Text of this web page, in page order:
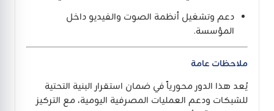
دعم وتشغيل أنظمة الصوت والفيديو داخل
المؤسسة.
ملاحظات عامة
يُعد هذا الدور محورياً في ضمان استقرار البنية التحتية
للشبكات ودعم العمليات المصرفية اليومية، مع التركيز